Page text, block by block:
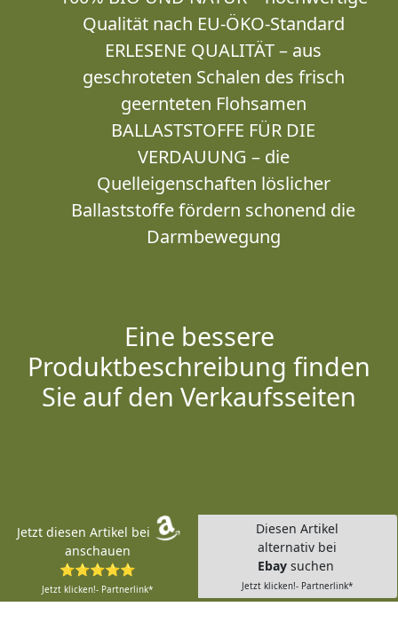
Qualität nach EU-ÖKO-Standard
ERLESENE QUALITÄT – aus
geschroteten Schalen des frisch
geernteten Flohsamen
BALLASTSTOFFE FÜR DIE
VERDAUUNG – die
Quelleigenschaften löslicher
Ballaststoffe fördern schonend die
Darmbewegung
Eine bessere
Produktbeschreibung finden
Sie auf den Verkaufsseiten
Jetzt diesen Artikel bei
anschauen
⭐⭐⭐⭐⭐
Jetzt klicken!- Partnerlink*
Diesen Artikel
alternativ bei
Ebay suchen
Jetzt klicken!- Partnerlink*